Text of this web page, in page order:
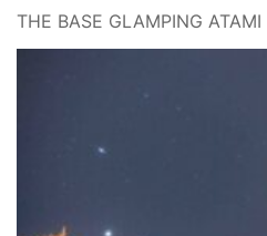
THE BASE GLAMPING